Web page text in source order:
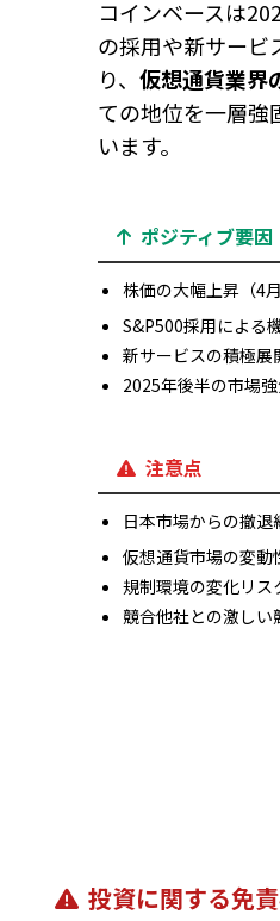
コインベースは
の採用や新サービ
り、 仮想通貨業界
ての地位を一層強
います。
ポジティブ要因
株価の大幅上昇（4
S&P500採用による
新サービスの積極展
2025年後半の市場
注意点
日本市場からの撤退
仮想通貨市場の変動
規制環境の変化リス
競合他社との激しい
投資に関する免